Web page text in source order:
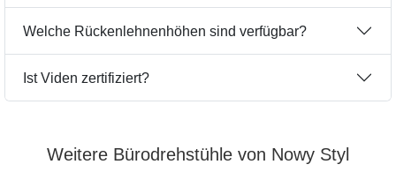
Welche Rückenlehnenhöhen sind verfügbar?
Ist Viden zertifiziert?
Weitere Bürodrehstühle von Nowy Styl